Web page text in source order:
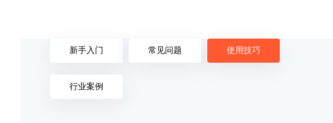
新手入门 常见问题 使用技巧
行业案例